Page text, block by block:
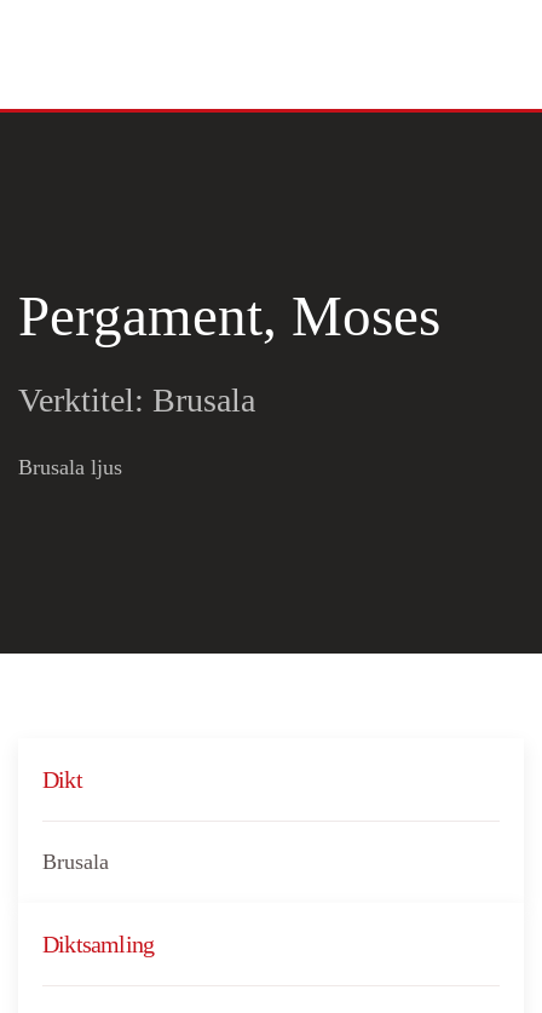
Pergament, Moses
Verktitel: Brusala
Brusala ljus
Dikt
Brusala
Diktsamling